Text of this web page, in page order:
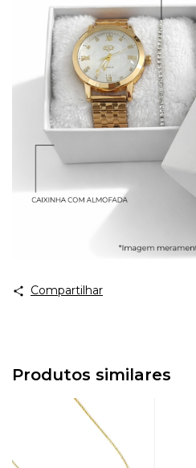
Compartilhar
Produtos similares